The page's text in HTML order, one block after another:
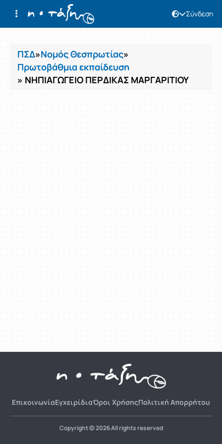
Σύνδεση
Μαθήματα
ΠΣΔ»Νομός Θεσπρωτίας»
Πρωτοβάθμια εκπαίδευση
» ΝΗΠΙΑΓΩΓΕΙΟ ΠΕΡΔΙΚΑΣ ΜΑΡΓΑΡΙΤΙΟΥ
ΕπικοινωνίαΕγχειρίδιαΌροι ΧρήσηςΠολιτική Απορρήτου
Copyright © 2026 All rights reserved